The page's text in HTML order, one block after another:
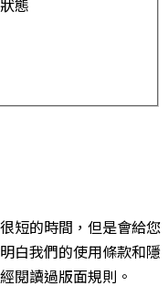
態
短的時間，但是會給您
白我們的使用條款和隱
閱讀過版面規則。